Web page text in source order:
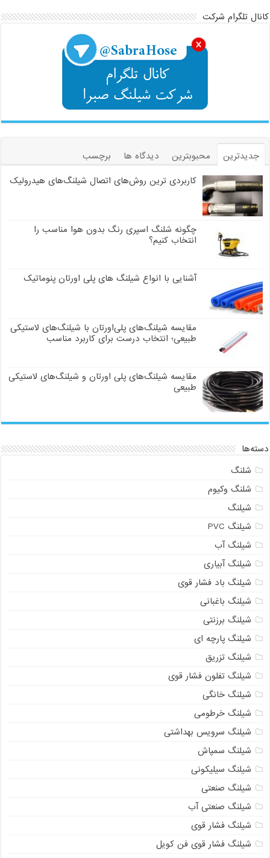
کانال تلگرام شرکت
جدیدترین محبوبترین دیدگاه ها
برچسب
کاربردی ترین روش‌های اتصال شیلنگ‌های هیدرولیک
چگونه شلنگ اسپری رنگ بدون هوا مناسب را
انتخاب کنیم؟
آشنایی با انواع شیلنگ های پلی اورتان پنوماتیک
مقایسه شیلنگ‌های پلی‌اورتان با شیلنگ‌های لاستیکی
طبیعی؛ انتخاب درست برای کاربرد مناسب
مقایسه شیلنگ‌های پلی اورتان و شیلنگ‌های لاستیکی
طبیعی
دسته‌ها
شلنگ
شلنگ وکیوم
شیلنگ
شیلنگ PVC
شیلنگ آب
شیلنگ آبیاری
شیلنگ باد فشار قوی
شیلنگ باغبانی
شیلنگ برزنتی
شیلنگ پارچه‌ ای
شیلنگ تزریق
شیلنگ تفلون فشار قوی
شیلنگ خانگی
شیلنگ خرطومی
شیلنگ سرویس بهداشتی
شیلنگ سمپاش
شیلنگ سیلیکونی
شیلنگ صنعتی
شیلنگ صنعتی آب
شیلنگ فشار قوی
شیلنگ فشار قوی فن کویل